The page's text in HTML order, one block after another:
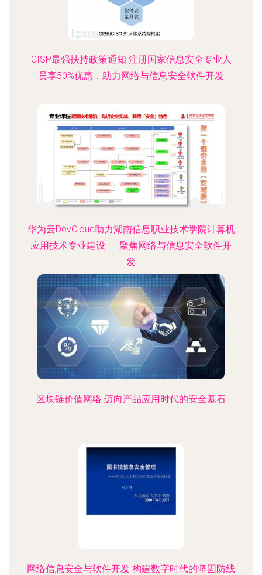
CISP最强扶持政策通知 注册国家信息安全专业人
员享50%优惠，助力网络与信息安全软件开发
华为云DevCloud助力湖南信息职业技术学院计算机
应用技术专业建设——聚焦网络与信息安全软件开
发
区块链价值网络 迈向产品应用时代的安全基石
网络信息安全与软件开发 构建数字时代的坚固防线